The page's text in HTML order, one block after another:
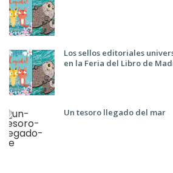
Los sellos editoriales
en la Feria del Libro de
Un tesoro llegado del mar